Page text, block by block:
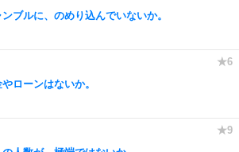
ンブルに、のめり込んでいないか。
ローンはないか。